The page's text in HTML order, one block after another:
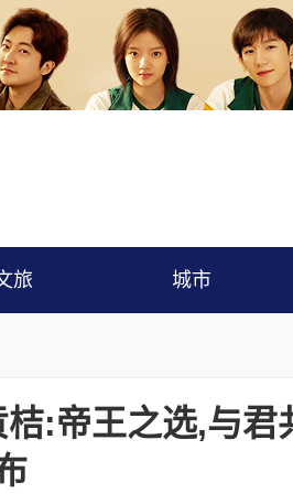
旅 城市
:帝王之选,与君